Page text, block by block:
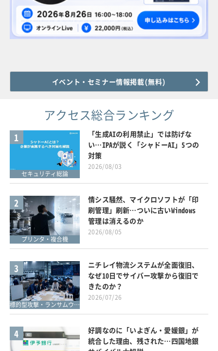
イベント・セミナー情報掲載(無料)
アクセス総合ランキング
1
セキュリティ総論
「生成AIの利用禁止」では防げな
い…IPAが説く「シャドーAI」5つの
対策
2026/08/03
2
プリンタ・複合機
情シス騒然、マイクロソフトが「印
刷管理」刷新…ついに古いWindows
管理は消えるのか
2026/08/05
3
標的型攻撃・ランサムウェア対策
ニチレイ物流システムが全面復旧、
なぜ10日でサイバー攻撃から復旧で
きたのか？
2026/07/26
4
好調なのに「いよぎん・愛媛銀」が
統合した理由、残された…四国地銀